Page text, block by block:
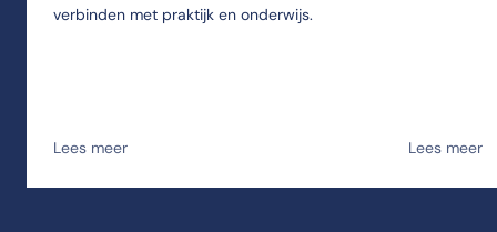
verbinden met praktijk en onderwijs.
Lees meer Lees meer